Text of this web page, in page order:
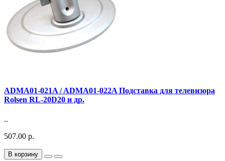
ADMA01-021A / ADMA01-022A Подставка для телевизора
Rolsen RL-20D20 и др.
..
507.00 р.
В корзину